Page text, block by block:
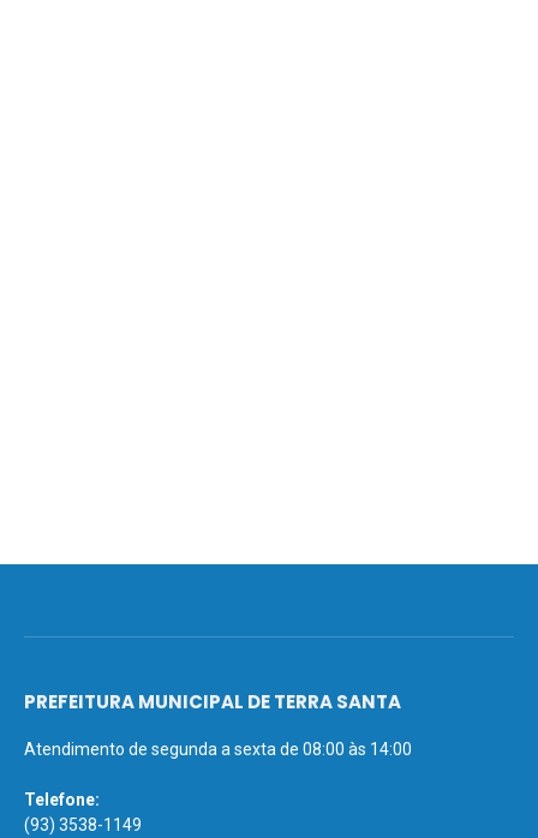
PREFEITURA MUNICIPAL DE TERRA SANTA
Atendimento de segunda a sexta de 08:00 às 14:00
Telefone:
(93) 3538-1149